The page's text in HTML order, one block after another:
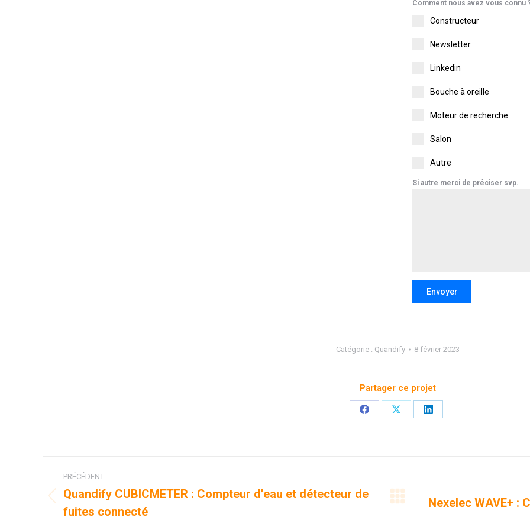
Comment nous avez vous connu
Constructeur
Newsletter
Linkedin
Bouche à oreille
Moteur de recherche
Salon
Autre
Si autre merci de préciser svp.
Envoyer
Catégorie : Quandify 8 février 2023
Partager ce projet
PartagerPartagerPartager
Navigation
de
commentaire
PRÉCÉDENT
Onglet
précédent
Quandify CUBICMETER : Compteur d’eau et détecteur de
fuites connecté
Projets
Nexelec WAVE+ :